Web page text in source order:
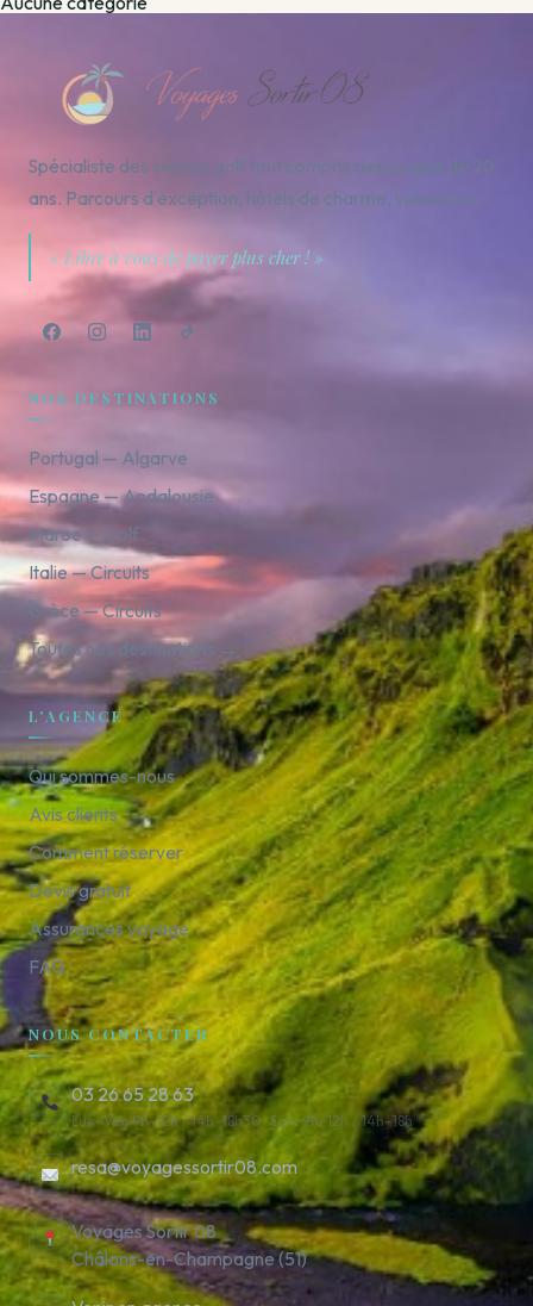
Spécialiste des séjours golf tout compris depuis plus de 20
ans. Parcours d'exception, hôtels de charme, vols inclus.
« Libre à vous de payer plus cher ! »
NOS DESTINATIONS
Portugal — Algarve
Espagne — Andalousie
Maroc — Golf
Italie — Circuits
Grèce — Circuits
Toutes nos destinations →
L'AGENCE
Qui sommes-nous
Avis clients
Comment réserver
Devis gratuit
Assurances voyage
FAQ
NOUS CONTACTER
03 26 65 28 63
Lun–Ven 9h–12h / 14h–18h30 · Sam 9h–12h / 14h–18h
resa@voyagessortir08.com
Voyages Sortir 08
Châlons-en-Champagne (51)